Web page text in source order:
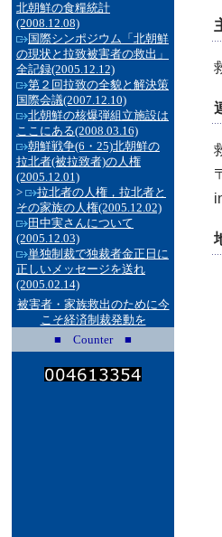
北朝鮮の食糧統計
(2008.12.08)
国際シンポジウム「北朝鮮
の現状と拉致被害者の救出」
全記録(2005.12.12)
第２回拉致の全貌と解決策
国際会議(2007.12.10)
北朝鮮の核爆弾組立施設は
ここにある(2008.03.16)
朝鮮戦争(6・25)北朝鮮の
拉北者(被拉致者)の人権
(2005.12.01)
>
拉北者の人権，拉北者と
その家族の人権(2005.12.02)
田中実さんについて
(2005.12.03)
単独制裁で独裁者金正日に
正しいメッセージを送れ
(2005.02.14)
被害者・家族救出のために今
こそ経済制裁発動を
■ Counter ■